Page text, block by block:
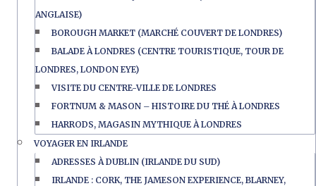
ANGLAISE)
BOROUGH MARKET (MARCHÉ COUVERT DE LONDRES)
BALADE À LONDRES (CENTRE TOURISTIQUE, TOUR DE
LONDRES, LONDON EYE)
VISITE DU CENTRE-VILLE DE LONDRES
FORTNUM & MASON – HISTOIRE DU THÉ À LONDRES
HARRODS, MAGASIN MYTHIQUE À LONDRES
VOYAGER EN IRLANDE
ADRESSES À DUBLIN (IRLANDE DU SUD)
IRLANDE : CORK, THE JAMESON EXPERIENCE, BLARNEY,